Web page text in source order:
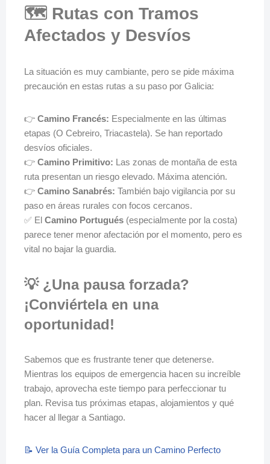
🗺️ Rutas con Tramos
Afectados y Desvíos
La situación es muy cambiante, pero se pide máxima
precaución en estas rutas a su paso por Galicia:
👉 Camino Francés: Especialmente en las últimas
etapas (O Cebreiro, Triacastela). Se han reportado
desvíos oficiales.
👉 Camino Primitivo: Las zonas de montaña de esta
ruta presentan un riesgo elevado. Máxima atención.
👉 Camino Sanabrés: También bajo vigilancia por su
paso en áreas rurales con focos cercanos.
✅ El Camino Portugués (especialmente por la costa)
parece tener menor afectación por el momento, pero es
vital no bajar la guardia.
💡 ¿Una pausa forzada?
¡Conviértela en una
oportunidad!
Sabemos que es frustrante tener que detenerse.
Mientras los equipos de emergencia hacen su increíble
trabajo, aprovecha este tiempo para perfeccionar tu
plan. Revisa tus próximas etapas, alojamientos y qué
hacer al llegar a Santiago.
📝 Ver la Guía Completa para un Camino Perfecto